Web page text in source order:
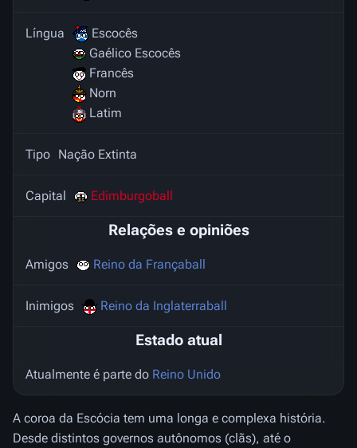
Língua
Escocês
Gaélico Escocês
Francês
Norn
Latim
Tipo Nação Extinta
Capital Edimburgoball
Relações e opiniões
Amigos Reino da Françaball
Inimigos Reino da Inglaterraball
Estado atual
Atualmente é parte do Reino Unido
A coroa da Escócia tem uma longa e complexa história.
Desde distintos governos autônomos (clãs), até o